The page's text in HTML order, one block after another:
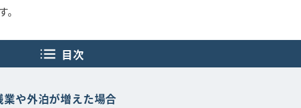
目次
や外泊が増えた場合